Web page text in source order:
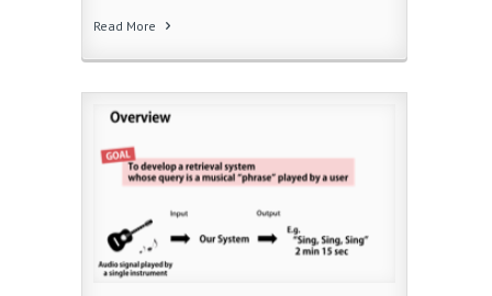
Read More